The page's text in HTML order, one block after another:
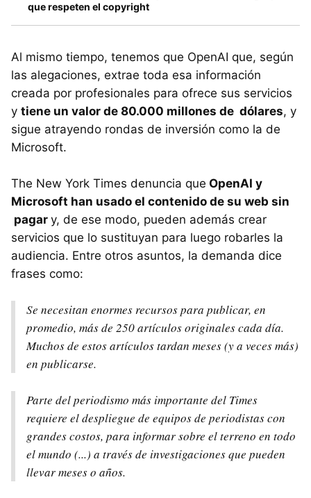
que respeten el copyright
Al mismo tiempo, tenemos que OpenAI que, según
las alegaciones, extrae toda esa información
creada por profesionales para ofrece sus servicios
y tiene un valor de 80.000 millones de dólares, y
sigue atrayendo rondas de inversión como la de
Microsoft.
The New York Times denuncia que OpenAI y
Microsoft han usado el contenido de su web sin
pagar y, de ese modo, pueden además crear
servicios que lo sustituyan para luego robarles la
audiencia. Entre otros asuntos, la demanda dice
frases como:
Se necesitan enormes recursos para publicar, en
promedio, más de 250 artículos originales cada día.
Muchos de estos artículos tardan meses (y a veces más)
en publicarse.
Parte del periodismo más importante del Times
requiere el despliegue de equipos de periodistas con
grandes costos, para informar sobre el terreno en todo
el mundo (...) a través de investigaciones que pueden
llevar meses o años.